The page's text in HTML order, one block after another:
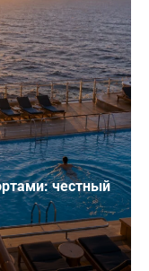
честный